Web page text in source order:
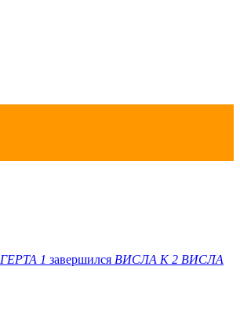
ГЕРТА 1 завершился ВИСЛА K 2 ВИСЛА